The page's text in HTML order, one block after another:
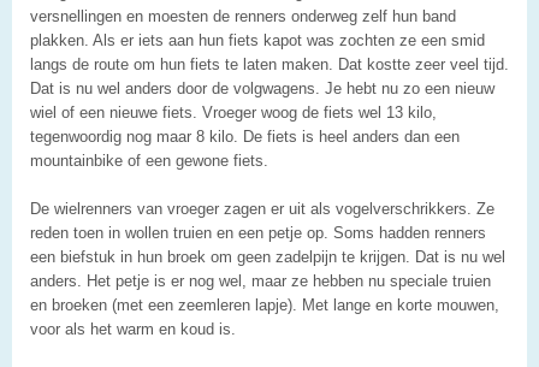
versnellingen en moesten de renners onderweg zelf hun band
plakken. Als er iets aan hun fiets kapot was zochten ze een smid
langs de route om hun fiets te laten maken. Dat kostte zeer veel tijd.
Dat is nu wel anders door de volgwagens. Je hebt nu zo een nieuw
wiel of een nieuwe fiets. Vroeger woog de fiets wel 13 kilo,
tegenwoordig nog maar 8 kilo. De fiets is heel anders dan een
mountainbike of een gewone fiets.
De wielrenners van vroeger zagen er uit als vogelverschrikkers. Ze
reden toen in wollen truien en een petje op. Soms hadden renners
een biefstuk in hun broek om geen zadelpijn te krijgen. Dat is nu wel
anders. Het petje is er nog wel, maar ze hebben nu speciale truien
en broeken (met een zeemleren lapje). Met lange en korte mouwen,
voor als het warm en koud is.